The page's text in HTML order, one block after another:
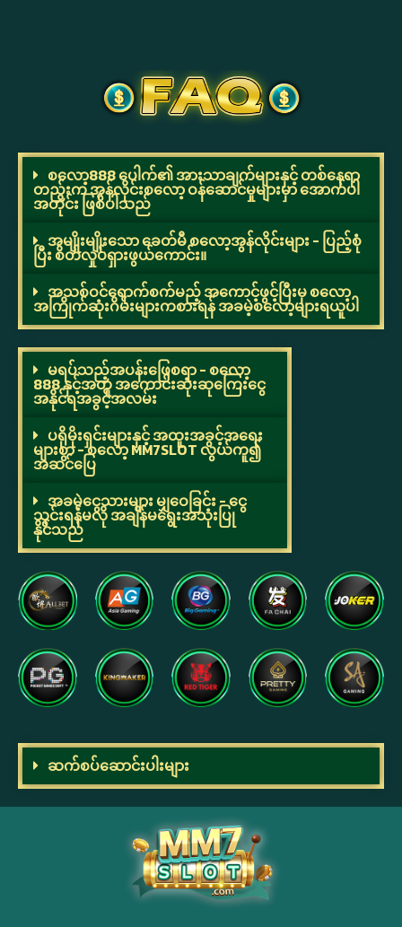
စလော့888 ပေါက်၏ အားသာချက်များနှင့် တစ်နေရာ
တည်းက အွန်လိုင်းစလော့ ဝန်ဆောင်မှုများမှာ အောက်ပါ
အတိုင်း ဖြစ်ပါသည်
အမျိုးမျိုးသော ခေတ်မီ စလော့အွန်လိုင်းများ - ပြည့်စုံ
ပြီး စိတ်လှုပ်ရှားဖွယ်ကောင်း။
အသစ်ဝင်ရောက်စက်မည့် အကောင့်ဖွင့်ပြီးမှ စလော့
အကြိုက်ဆုံးဂိမ်းများကစားရန် အခမဲ့စလော့များရယူပါ
မရပ်သည့်အပန်းဖြေစရာ - စလော့
888 နှင့်အတူ အကောင်းဆုံးဆုကြေးငွေ
အနိုင်ရအခွင့်အလမ်း
ပရိုမိုးရှင်းများနှင့် အထူးအခွင့်အရေး
များစွာ - စလော့ MM7SLOT လွယ်ကူ၍
အဆင်ပြေ
အခမဲ့ငွေသားများ မျှဝေခြင်း - ငွေ
သွင်းရန်မလို အချိန်မရွေးအသုံးပြု
နိုင်သည်
ဆက်စပ်ဆောင်းပါးများ